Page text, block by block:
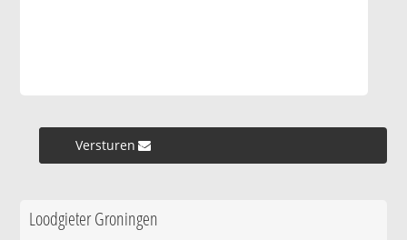
Versturen »
Loodgieter Groningen